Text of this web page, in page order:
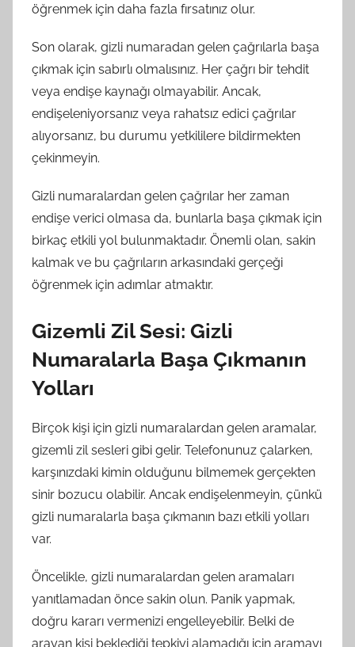
öğrenmek için daha fazla fırsatınız olur.
Son olarak, gizli numaradan gelen çağrılarla başa
çıkmak için sabırlı olmalısınız. Her çağrı bir tehdit
veya endişe kaynağı olmayabilir. Ancak,
endişeleniyorsanız veya rahatsız edici çağrılar
alıyorsanız, bu durumu yetkililere bildirmekten
çekinmeyin.
Gizli numaralardan gelen çağrılar her zaman
endişe verici olmasa da, bunlarla başa çıkmak için
birkaç etkili yol bulunmaktadır. Önemli olan, sakin
kalmak ve bu çağrıların arkasındaki gerçeği
öğrenmek için adımlar atmaktır.
Gizemli Zil Sesi: Gizli
Numaralarla Başa Çıkmanın
Yolları
Birçok kişi için gizli numaralardan gelen aramalar,
gizemli zil sesleri gibi gelir. Telefonunuz çalarken,
karşınızdaki kimin olduğunu bilmemek gerçekten
sinir bozucu olabilir. Ancak endişelenmeyin, çünkü
gizli numaralarla başa çıkmanın bazı etkili yolları
var.
Öncelikle, gizli numaralardan gelen aramaları
yanıtlamadan önce sakin olun. Panik yapmak,
doğru kararı vermenizi engelleyebilir. Belki de
arayan kişi beklediği tepkiyi alamadığı için aramayı